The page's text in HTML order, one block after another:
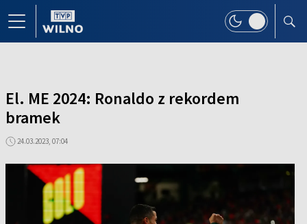
El. ME 2024: Ronaldo z rekordem
bramek
24.03.2023, 07:04